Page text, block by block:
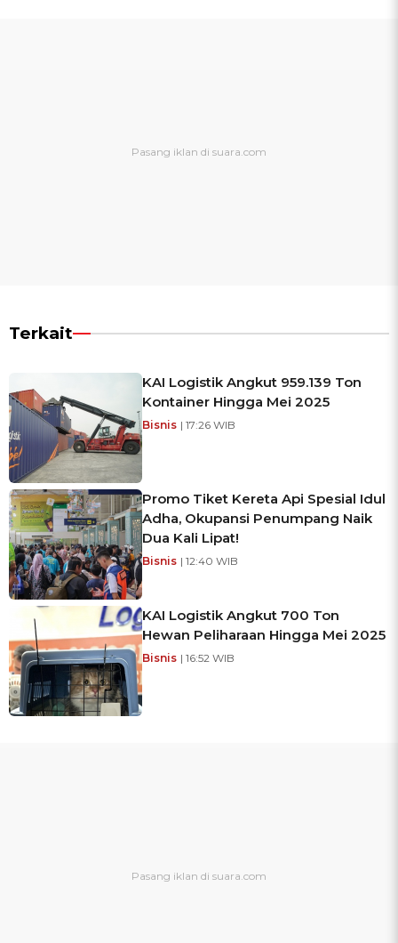
Terkait
KAI Logistik Angkut 959.139 Ton
Kontainer Hingga Mei 2025
Bisnis | 17:26 WIB
Promo Tiket Kereta Api Spesial Idul
Adha, Okupansi Penumpang Naik
Dua Kali Lipat!
Bisnis | 12:40 WIB
KAI Logistik Angkut 700 Ton
Hewan Peliharaan Hingga Mei 2025
Bisnis | 16:52 WIB